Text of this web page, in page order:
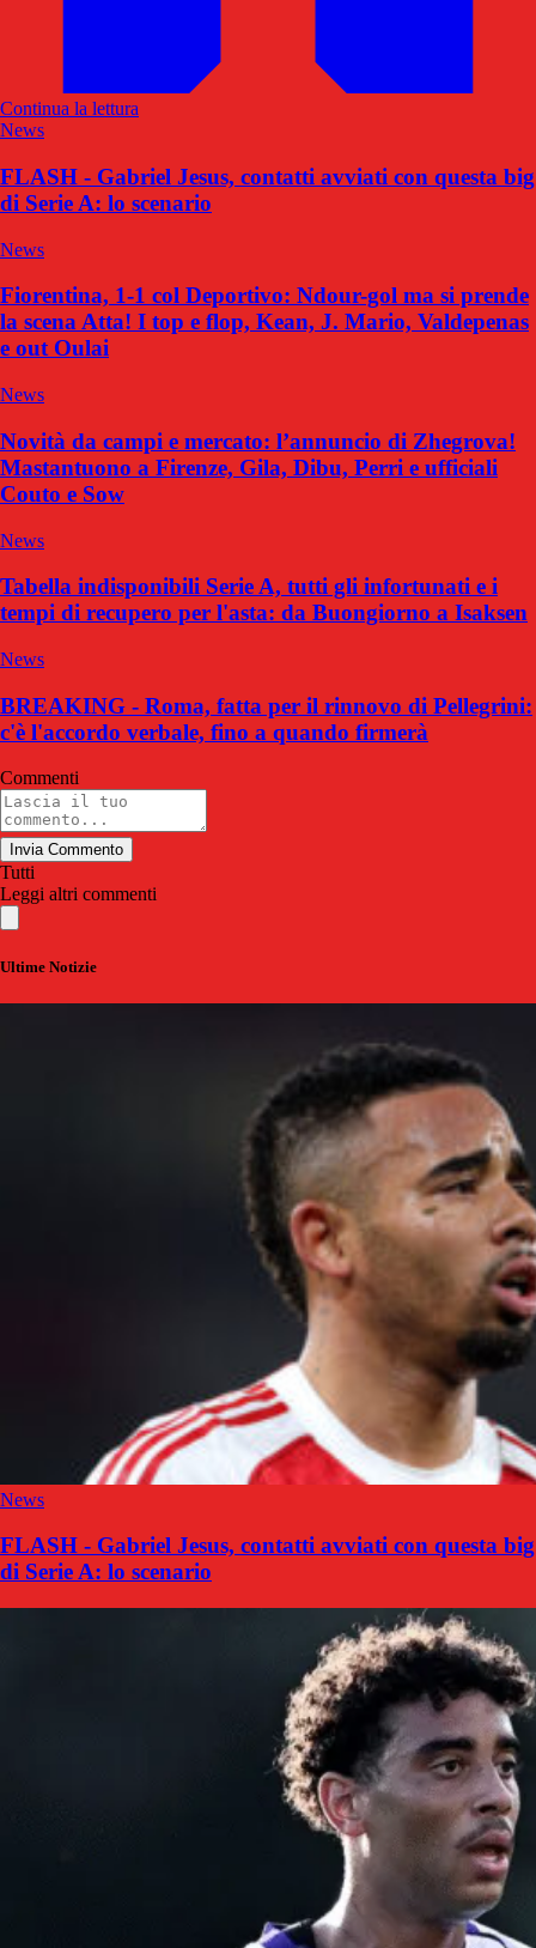
Continua la lettura
News
FLASH - Gabriel Jesus, contatti avviati con questa big
di Serie A: lo scenario
News
Fiorentina, 1-1 col Deportivo: Ndour-gol ma si prende
la scena Atta! I top e flop, Kean, J. Mario, Valdepenas
e out Oulai
News
Novità da campi e mercato: l’annuncio di Zhegrova!
Mastantuono a Firenze, Gila, Dibu, Perri e ufficiali
Couto e Sow
News
Tabella indisponibili Serie A, tutti gli infortunati e i
tempi di recupero per l'asta: da Buongiorno a Isaksen
News
BREAKING - Roma, fatta per il rinnovo di Pellegrini:
c'è l'accordo verbale, fino a quando firmerà
Commenti
Invia Commento
Tutti
Leggi altri commenti
Ultime Notizie
News
FLASH - Gabriel Jesus, contatti avviati con questa big
di Serie A: lo scenario